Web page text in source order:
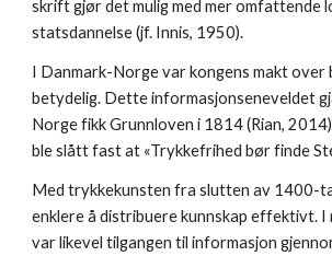
skrift gjør det mulig med mer omfattende
statsdannelse (jf. Innis, 1950).
I Danmark-Norge var kongens makt
betydelig. Dette informasjonseneveldet
Norge fikk Grunnloven i 1814 (Rian,
ble slått fast at «Trykkefrihed bør finde
Med trykkekunsten fra slutten av 1400-
enklere å distribuere kunnskap effektivt. I
var likevel tilgangen til informasjon